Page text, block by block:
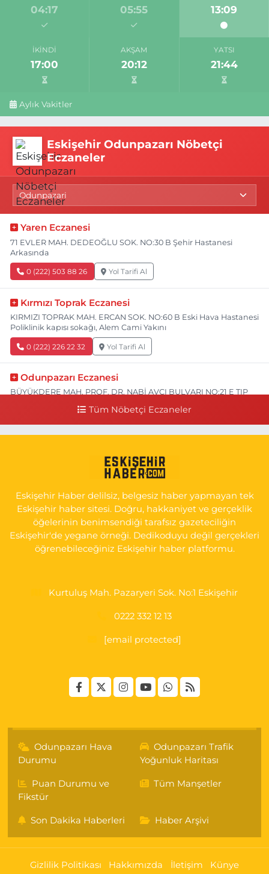
04:17 05:55 13:09
İKINDI
17:00
AKŞAM
20:12
YATSI
21:44
Aylık Vakitler
Eskişehir Odunpazarı Nöbetçi
Eczaneler
Yaren Eczanesi
71 EVLER MAH. DEDEOĞLU SOK. NO:30 B Şehir Hastanesi
Arkasında
0 (222) 503 88 26 Yol Tarifi Al
Kırmızı Toprak Eczanesi
KIRMIZI TOPRAK MAH. ERCAN SOK. NO:60 B Eski Hava Hastanesi
Poliklinik kapısı sokağı, Alem Cami Yakını
0 (222) 226 22 32 Yol Tarifi Al
Odunpazarı Eczanesi
BÜYÜKDERE MAH. PROF. DR. NABİ AVCI BULVARI NO:21 E TIP
YENİDOĞAN MH.ŞEHİT SERKAN ÖZAYDIN CD.8 B ESKİ DEVLET
0 (222) 237 75 17 Yol Tarifi Al
Tüm Nöbetçi Eczaneler
Eskişehir Haber delilsiz, belgesiz haber yapmayan tek
Eskişehir haber sitesi. Doğru, hakkaniyet ve gerçeklik
öğelerinin benimsendiği tarafsız gazeteciliğin
Eskişehir'de yegane örneği. Dedikoduyu değil gerçekleri
öğrenebileceğiniz Eskişehir haber platformu.
Kurtuluş Mah. Pazaryeri Sok. No:1 Eskişehir
0222 332 12 13
[email protected]
Odunpazarı Hava
Durumu
Odunpazarı Trafik
Yoğunluk Haritası
Puan Durumu ve
Fikstür
Tüm Manşetler
Son Dakika Haberleri Haber Arşivi
Gizlilik Politikası Hakkımızda İletişim Künye